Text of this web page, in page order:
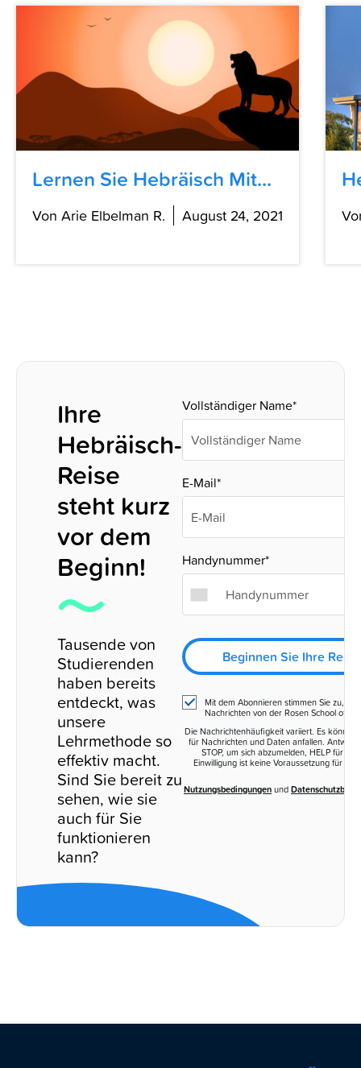
Lernen Sie Hebräisch Mit...
Von Arie Elbelman R. August 24, 2021
Ihre
Hebräisch-
Reise
steht kurz
vor dem
Beginn!
Tausende von
Studierenden
haben bereits
entdeckt, was
unsere
Lehrmethode so
effektiv macht.
Sind Sie bereit zu
sehen, wie sie
auch für Sie
funktionieren
kann?
Vollständiger Name*
E-Mail*
Handynummer*
Beginnen Sie Ihre Reise
Mit dem Abonnieren stimmen Sie zu,
Nachrichten von der Rosen School of
Die Nachrichtenhäufigkeit variiert. Es können
für Nachrichten und Daten anfallen.
STOP, um sich abzumelden, HELP für
Einwilligung ist keine Voraussetzung für
Nutzungsbedingungen und